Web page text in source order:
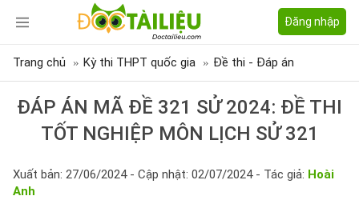
Đăng nhập
Trang chủ Kỳ thi THPT quốc gia Đề thi - Đáp án
ĐÁP ÁN MÃ ĐỀ 321 SỬ 2024: ĐỀ THI
TỐT NGHIỆP MÔN LỊCH SỬ 321
Xuất bản: 27/06/2024 - Cập nhật: 02/07/2024 - Tác giả: Hoài
Anh